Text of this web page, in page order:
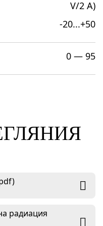
V/2 A)
-20...+50
0 — 95
радиация